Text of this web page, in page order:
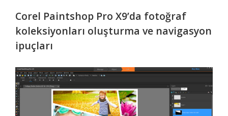
Corel Paintshop Pro X9’da fotoğraf
koleksiyonları oluşturma ve navigasyon
ipuçları
View
Larger
Image